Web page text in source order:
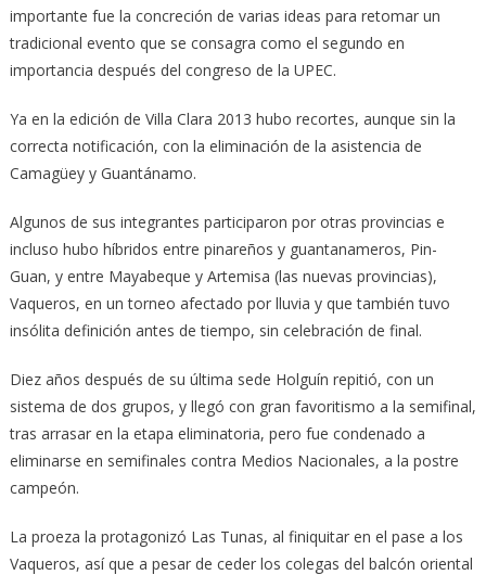
importante fue la concreción de varias ideas para retomar un
tradicional evento que se consagra como el segundo en
importancia después del congreso de la UPEC.
Ya en la edición de Villa Clara 2013 hubo recortes, aunque sin la
correcta notificación, con la eliminación de la asistencia de
Camagüey y Guantánamo.
Algunos de sus integrantes participaron por otras provincias e
incluso hubo híbridos entre pinareños y guantanameros, Pin-
Guan, y entre Mayabeque y Artemisa (las nuevas provincias),
Vaqueros, en un torneo afectado por lluvia y que también tuvo
insólita definición antes de tiempo, sin celebración de final.
Diez años después de su última sede Holguín repitió, con un
sistema de dos grupos, y llegó con gran favoritismo a la semifinal,
tras arrasar en la etapa eliminatoria, pero fue condenado a
eliminarse en semifinales contra Medios Nacionales, a la postre
campeón.
La proeza la protagonizó Las Tunas, al finiquitar en el pase a los
Vaqueros, así que a pesar de ceder los colegas del balcón oriental